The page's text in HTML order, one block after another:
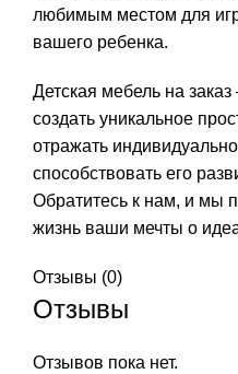
любимым местом для
вашего ребенка.
Детская мебель на
создать уникальное
отражать
способствовать его
Обратитесь к нам, и мы
жизнь ваши мечты о
Отзывы (0)
Отзывы
Отзывов пока нет.